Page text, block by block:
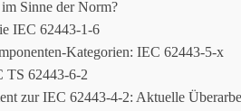
Sinne der Norm?
IEC 62443-1-6
Kategorien: IEC 62443-5-x
TS 62443-6-2
zur IEC 62443-4-2: Aktuelle